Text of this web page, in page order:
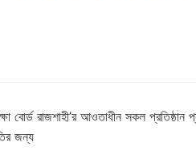
বোর্ড রাজশাহী’র আওতাধীন সকল প্রতিষ্ঠান
জন্য